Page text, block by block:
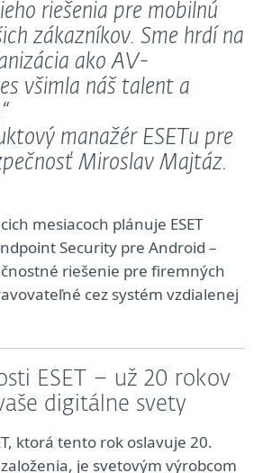
riešenia pre mobilnú
zákazníkov. Sme hrdí na
ako AV-
všimla náš talent a
manažér ESETu pre
Miroslav Majtáz.
mesiacoch plánuje ESET
Security pre Android –
riešenie pre firemných
cez systém vzdialenej
ESET – už 20 rokov
digitálne svety
ktorá tento rok oslavuje 20.
je svetovým výrobcom